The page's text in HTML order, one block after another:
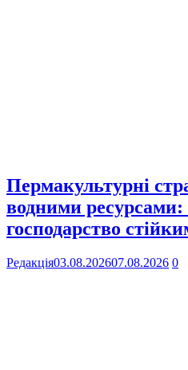
Пермакультурні
водними ресурсами:
господарство
Редакція03.08.202607.08.2026 0